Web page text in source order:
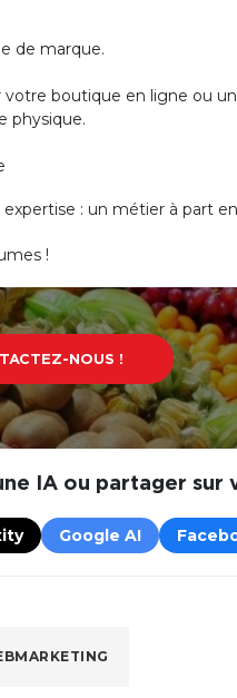
de marque.
votre boutique en ligne ou
physique.
: un métier à part
!
NOUS !
IA ou partager sur
Google AI